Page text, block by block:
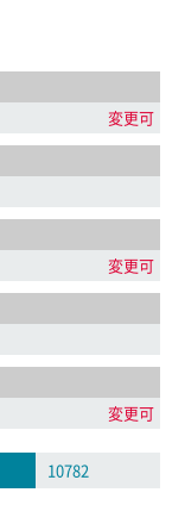
変更可
変更可
変更可
10782